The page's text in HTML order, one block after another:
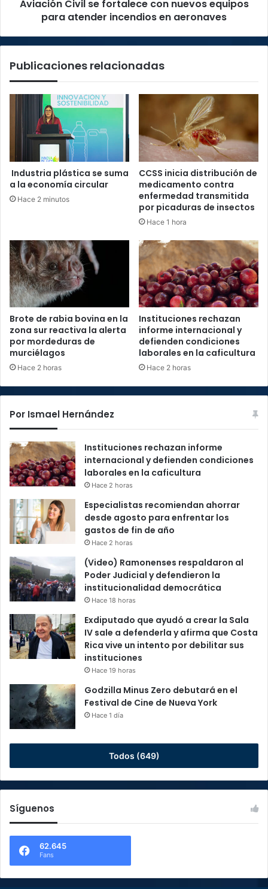
incendios
Aviación Civil se fortalece con nuevos equipos
para atender incendios en aeronaves
Publicaciones relacionadas
Industria plástica se suma
a la economía circular
Hace 2 minutos
CCSS inicia distribución de
medicamento contra
enfermedad transmitida
por picaduras de insectos
Hace 1 hora
Brote de rabia bovina en la
zona sur reactiva la alerta
por mordeduras de
murciélagos
Hace 2 horas
Instituciones rechazan
informe internacional y
defienden condiciones
laborales en la caficultura
Hace 2 horas
Por Ismael Hernández
Instituciones rechazan informe
internacional y defienden condiciones
laborales en la caficultura
Hace 2 horas
Especialistas recomiendan ahorrar
desde agosto para enfrentar los
gastos de fin de año
Hace 2 horas
(Video) Ramonenses respaldaron al
Poder Judicial y defendieron la
institucionalidad democrática
Hace 18 horas
Exdiputado que ayudó a crear la Sala
IV sale a defenderla y afirma que Costa
Rica vive un intento por debilitar sus
instituciones
Hace 19 horas
Godzilla Minus Zero debutará en el
Festival de Cine de Nueva York
Hace 1 día
Todos (649)
Síguenos
62.645
Fans